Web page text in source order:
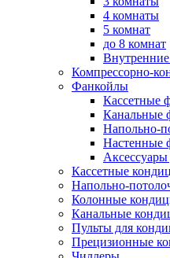
4 комнаты
5 комнат
до 8 комнат
Компрессорно-
Фанкойлы
Кассетные
Канальные
Напольно-
Настенные
Кассетные
Напольно-
Колонные
Канальные
Пульты для
Прецизионные